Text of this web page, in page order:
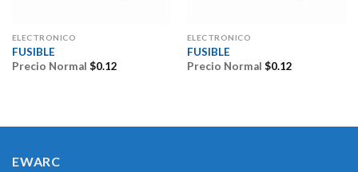
ELECTRONICO
FUSIBLE
Precio Normal $0.12
ELECTRONICO
FUSIBLE
Precio Normal $0.12
EWARC